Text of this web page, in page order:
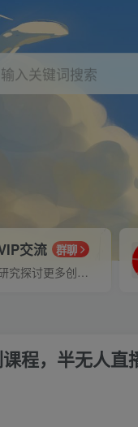
输入关键词搜索
交流 群聊
研究探讨更多创业项目路子。
程，半无人直